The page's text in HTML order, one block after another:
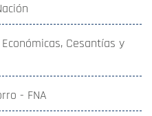
Cesantías y
- FNA